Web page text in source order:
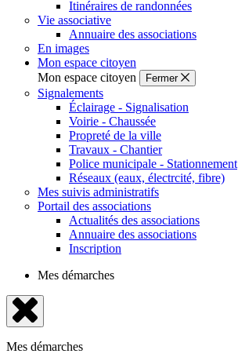
Itinéraires de randonnées
Vie associative
Annuaire des associations
En images
Mon espace citoyen
Mon espace citoyen
Fermer
Signalements
Éclairage - Signalisation
Voirie - Chaussée
Propreté de la ville
Travaux - Chantier
Police municipale - Stationnement
Réseaux (eaux, électrcité, fibre)
Mes suivis administratifs
Portail des associations
Actualités des associations
Annuaire des associations
Inscription
Mes démarches
Fermer
le
menu
Mes démarches